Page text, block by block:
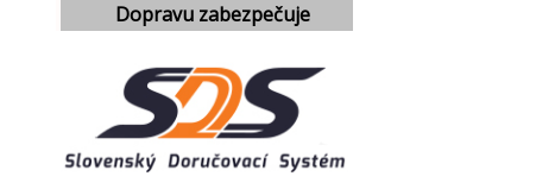
Dopravu zabezpečuje